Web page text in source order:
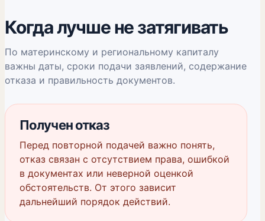
Когда лучше не затягивать
По материнскому и региональному капиталу
важны даты, сроки подачи заявлений, содержание
отказа и правильность документов.
Получен отказ
Перед повторной подачей важно понять,
отказ связан с отсутствием права, ошибкой
в документах или неверной оценкой
обстоятельств. От этого зависит
дальнейший порядок действий.